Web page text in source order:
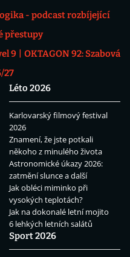
- podcast rozbíjející
přestupy
9
OKTAGON 92: Szabová
27
Léto 2026
Karlovarský filmový festival
2026
Znamení, že jste potkali
někoho z minulého života
Astronomické úkazy 2026:
zatmění slunce a další
Jak obléci miminko při
vysokých teplotách?
Jak na dokonalé letní mojito
6 lehkých letních salátů
Sport 2026